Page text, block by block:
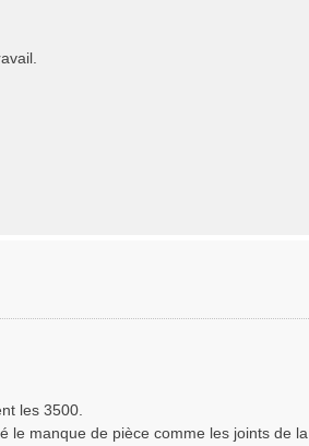
les 3500.
le manque de pièce comme les joints de la